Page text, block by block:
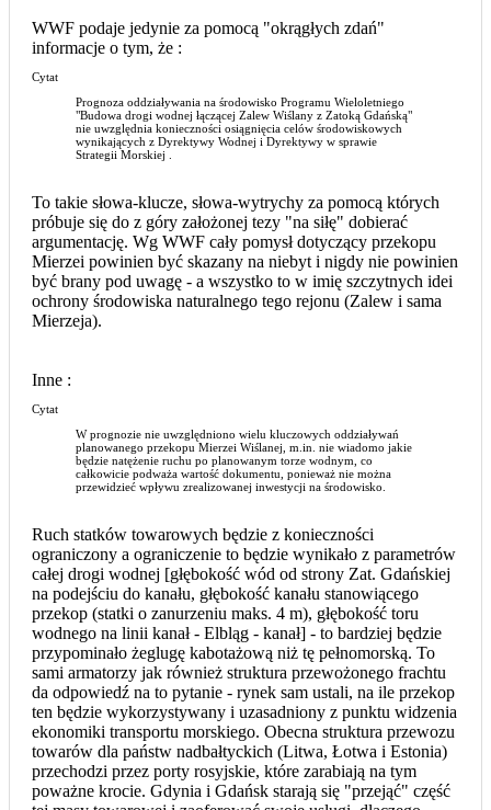
WWF podaje jedynie za pomocą "okrągłych zdań"
informacje o tym, że :
Cytat
Prognoza oddziaływania na środowisko Programu Wieloletniego
"Budowa drogi wodnej łączącej Zalew Wiślany z Zatoką Gdańską"
nie uwzględnia konieczności osiągnięcia celów środowiskowych
wynikających z Dyrektywy Wodnej i Dyrektywy w sprawie
Strategii Morskiej .
To takie słowa-klucze, słowa-wytrychy za pomocą których
próbuje się do z góry założonej tezy "na siłę" dobierać
argumentację. Wg WWF cały pomysł dotyczący przekopu
Mierzei powinien być skazany na niebyt i nigdy nie powinien
być brany pod uwagę - a wszystko to w imię szczytnych idei
ochrony środowiska naturalnego tego rejonu (Zalew i sama
Mierzeja).
Inne :
Cytat
W prognozie nie uwzględniono wielu kluczowych oddziaływań
planowanego przekopu Mierzei Wiślanej, m.in. nie wiadomo jakie
będzie natężenie ruchu po planowanym torze wodnym, co
całkowicie podważa wartość dokumentu, ponieważ nie można
przewidzieć wpływu zrealizowanej inwestycji na środowisko.
Ruch statków towarowych będzie z konieczności
ograniczony a ograniczenie to będzie wynikało z parametrów
całej drogi wodnej [głębokość wód od strony Zat. Gdańskiej
na podejściu do kanału, głębokość kanału stanowiącego
przekop (statki o zanurzeniu maks. 4 m), głębokość toru
wodnego na linii kanał - Elbląg - kanał] - to bardziej będzie
przypominało żeglugę kabotażową niż tę pełnomorską. To
sami armatorzy jak również struktura przewożonego frachtu
da odpowiedź na to pytanie - rynek sam ustali, na ile przekop
ten będzie wykorzystywany i uzasadniony z punktu widzenia
ekonomiki transportu morskiego. Obecna struktura przewozu
towarów dla państw nadbałtyckich (Litwa, Łotwa i Estonia)
przechodzi przez porty rosyjskie, które zarabiają na tym
poważne krocie. Gdynia i Gdańsk starają się "przejąć" część